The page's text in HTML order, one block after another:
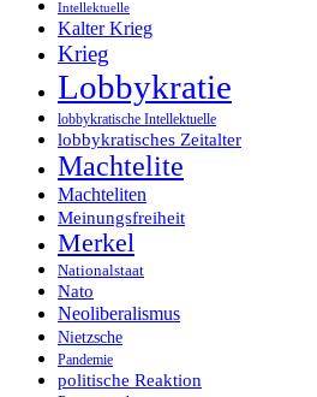
Intellektuelle
Kalter Krieg
Krieg
Lobbykratie
lobbykratische Intellektuelle
lobbykratisches Zeitalter
Machtelite
Machteliten
Meinungsfreiheit
Merkel
Nationalstaat
Nato
Neoliberalismus
Nietzsche
Pandemie
politische Reaktion